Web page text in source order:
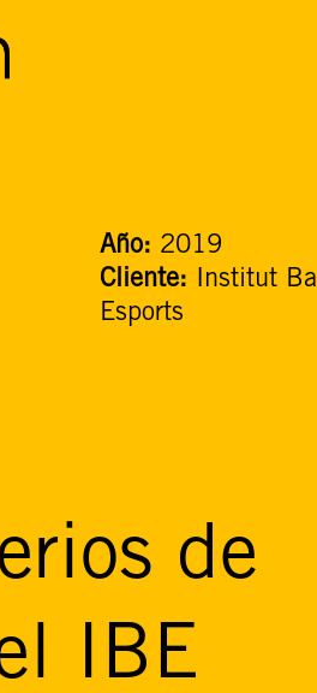
Año: 2019
Cliente: Institut
Esports
de
IBE